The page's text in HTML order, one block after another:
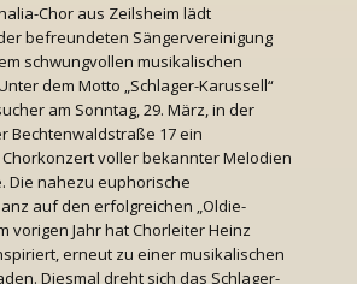
Chor aus Zeilsheim lädt
befreundeten Sängervereinigung
schwungvollen musikalischen
dem Motto „Schlager-Karussell“
am Sonntag, 29. März, in der
Bechtenwaldstraße 17 ein
voller bekannter Melodien
Die nahezu euphorische
auf den erfolgreichen „Oldie-
vorigen Jahr hat Chorleiter Heinz
erneut zu einer musikalischen
Diesmal dreht sich das Schlager-